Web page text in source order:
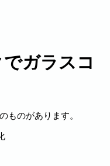
ガラスコ
ものがあります。